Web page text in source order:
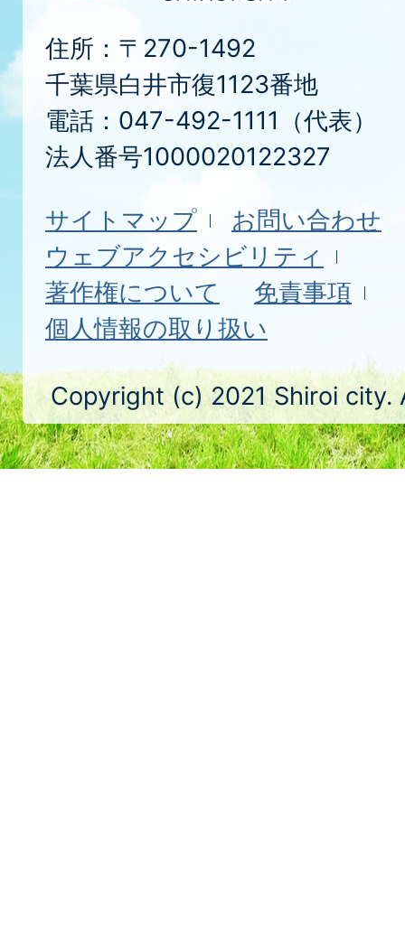
住所：〒270-1492
千葉県白井市復1123番地
電話：047-492-1111（代表）
法人番号1000020122327
サイトマップ
お問い合わせ
ウェブアクセシビリティ
著作権について
免責事項
個人情報の取り扱い
Copyright (c) 2021 Shiroi city.